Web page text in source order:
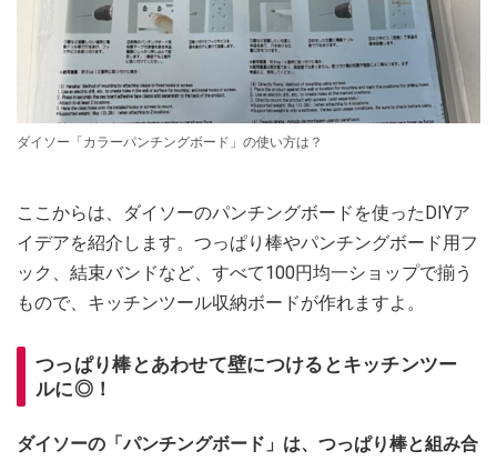
ダイソー「カラーパンチングボード」の使い方は？
ここからは、ダイソーのパンチングボードを使ったDIYア
イデアを紹介します。つっぱり棒やパンチングボード用フ
ック、結束バンドなど、すべて100円均一ショップで揃う
もので、キッチンツール収納ボードが作れますよ。
つっぱり棒とあわせて壁につけるとキッチンツー
ルに◎！
ダイソーの「パンチングボード」は、つっぱり棒と組み合